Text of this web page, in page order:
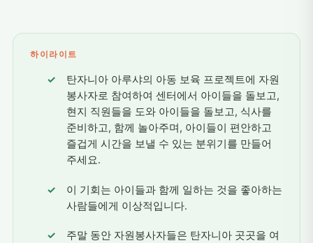
하이라이트
탄자니아 아루샤의 아동 보육 프로젝트에 자원
봉사자로 참여하여 센터에서 아이들을 돌보고,
현지 직원들을 도와 아이들을 돌보고, 식사를
준비하고, 함께 놀아주며, 아이들이 편안하고
즐겁게 시간을 보낼 수 있는 분위기를 만들어
주세요.
이 기회는 아이들과 함께 일하는 것을 좋아하는
사람들에게 이상적입니다.
주말 동안 자원봉사자들은 탄자니아 곳곳을 여